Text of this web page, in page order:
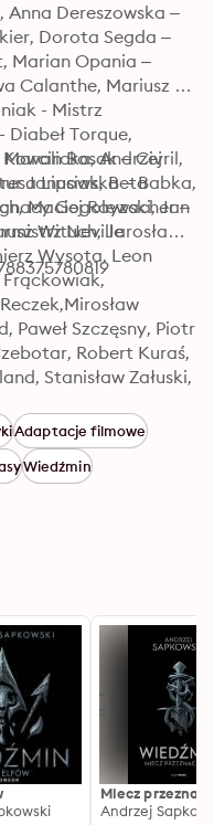
Anna Dereszowska –
Dorota Segda –
Marian Opania –
Calanthe, Mariusz
- Mistrz
Torque,
Bosak – Civril,
Lipowska – Babka,
Maciej Rayzacher –
Neville
Andrzej
Janusiak, Beta
Gogolewski, Jan
Wituch, Jarosław
Wysota, Leon
Paweł Szczęsny, Piotr
Robert Kuraś,
Stanisław Załuski,
Waldemar
Zbigniew Konopka
Adaptacje filmowe
Wiedźmin
Miecz
Andrzej